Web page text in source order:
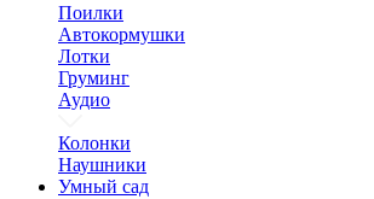
Поилки
Автокормушки
Лотки
Груминг
Аудио
Колонки
Наушники
Умный сад